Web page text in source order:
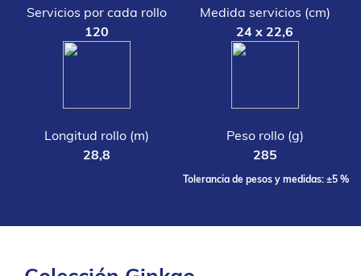
Servicios por cada rollo
120
Medida servicios (cm)
24 x 22,6
Longitud rollo (m)
28,8
Peso rollo (g)
285
Tolerancia de pesos y medidas: ±5 %